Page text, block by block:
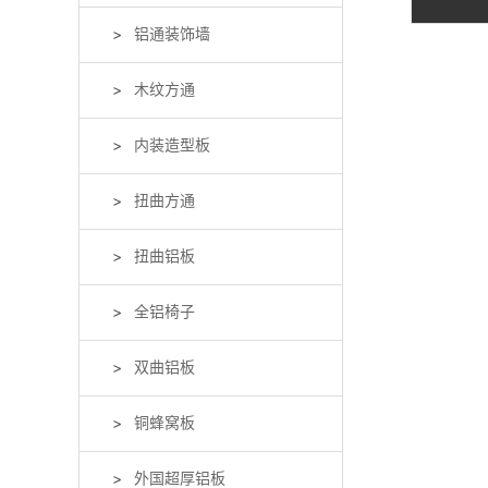
铝通装饰墙
木纹方通
内装造型板
扭曲方通
扭曲铝板
全铝椅子
双曲铝板
铜蜂窝板
外国超厚铝板